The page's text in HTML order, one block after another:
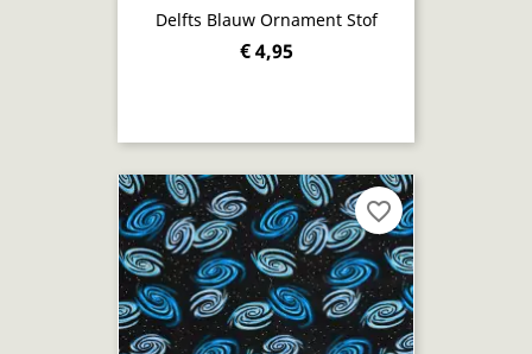
Delfts Blauw Ornament Stof
€ 4,95
favorite_border